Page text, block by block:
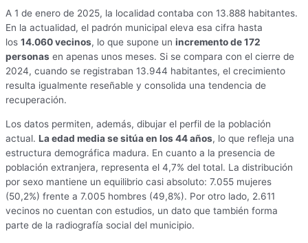
A 1 de enero de 2025, la localidad contaba con 13.888 habitantes.
En la actualidad, el padrón municipal eleva esa cifra hasta
los 14.060 vecinos, lo que supone un incremento de 172
personas en apenas unos meses. Si se compara con el cierre de
2024, cuando se registraban 13.944 habitantes, el crecimiento
resulta igualmente reseñable y consolida una tendencia de
recuperación.
Los datos permiten, además, dibujar el perfil de la población
actual. La edad media se sitúa en los 44 años, lo que refleja una
estructura demográfica madura. En cuanto a la presencia de
población extranjera, representa el 4,7% del total. La distribución
por sexo mantiene un equilibrio casi absoluto: 7.055 mujeres
(50,2%) frente a 7.005 hombres (49,8%). Por otro lado, 2.611
vecinos no cuentan con estudios, un dato que también forma
parte de la radiografía social del municipio.